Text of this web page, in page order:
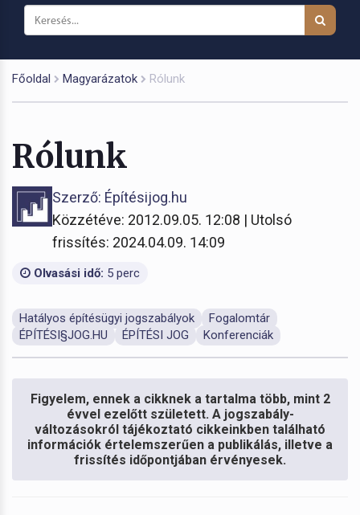
Főoldal Magyarázatok Rólunk
Rólunk
Szerző: Építésijog.hu
Közzétéve: 2012.09.05. 12:08 | Utolsó
frissítés: 2024.04.09. 14:09
Olvasási idő: 5 perc
Hatályos építésügyi jogszabályok
Fogalomtár
ÉPÍTÉSI§JOG.HU
ÉPÍTÉSI JOG Konferenciák
Figyelem, ennek a cikknek a tartalma több, mint 2
évvel ezelőtt született. A jogszabály-
változásokról tájékoztató cikkeinkben található
információk értelemszerűen a publikálás, illetve a
frissítés időpontjában érvényesek.